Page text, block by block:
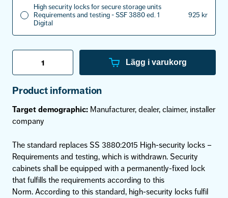
High security locks for secure storage units
Requirements and testing - SSF 3880 ed. 1
Digital
925 kr
High-
for
secure
storage
Requirements
and
testing
SSF
3880
ed.
1
mängd
Lägg i varukorg
Product information
Target demographic: Manufacturer, dealer, claimer, installer
company
The standard replaces SS 3880:2015 High-security locks –
Requirements and testing, which is withdrawn. Security
cabinets shall be equipped with a permanently-fixed lock
that fulfills the requirements according to this
Norm. According to this standard, high-security locks fulfil